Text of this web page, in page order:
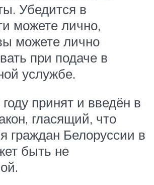
Убедится в
можете лично,
можете лично
при подаче в
услужбе.
принят и введён в
гласящий, что
граждан Белоруссии в
быть не